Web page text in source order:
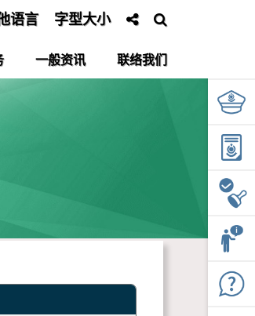
一般资讯 联络我们
语言 字型大小